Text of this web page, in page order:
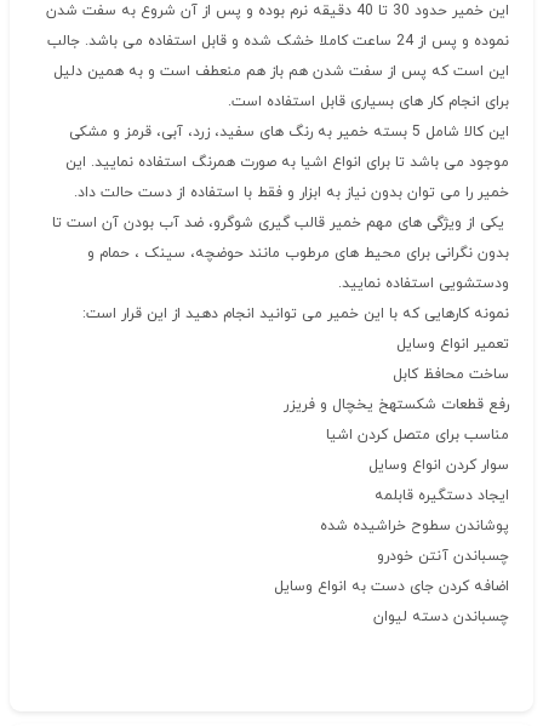
این خمیر حدود 30 تا 40 دقیقه نرم بوده و پس از آن شروع به سفت شدن
نموده و پس از 24 ساعت کاملا خشک شده و قابل استفاده می باشد. جالب
این است که پس از سفت شدن هم باز هم منعطف است و به همین دلیل
برای انجام کار های بسیاری قابل استفاده است.
این کالا شامل 5 بسته خمیر به رنگ های سفید، زرد، آبی، قرمز و مشکی
موجود می باشد تا برای انواع اشیا به صورت همرنگ استفاده نمایید. این
خمیر را می توان بدون نیاز به ابزار و فقط با استفاده از دست حالت داد.
یکی از ویژگی های مهم خمیر قالب گیری شوگرو، ضد آب بودن آن است تا
بدون نگرانی برای محیط های مرطوب مانند حوضچه، سینک ، حمام و
ودستشویی استفاده نمایید.
نمونه کارهایی که با این خمیر می توانید انجام دهید از این قرار است:
تعمیر انواع وسایل
ساخت محافظ کابل
رفع قطعات شکستهخ یخچال و فریزر
مناسب برای متصل کردن اشیا
سوار کردن انواع وسایل
ایجاد دستگیره قابلمه
پوشاندن سطوح خراشیده شده
چسباندن آنتن خودرو
اضافه کردن جای دست به انواع وسایل
چسباندن دسته لیوان